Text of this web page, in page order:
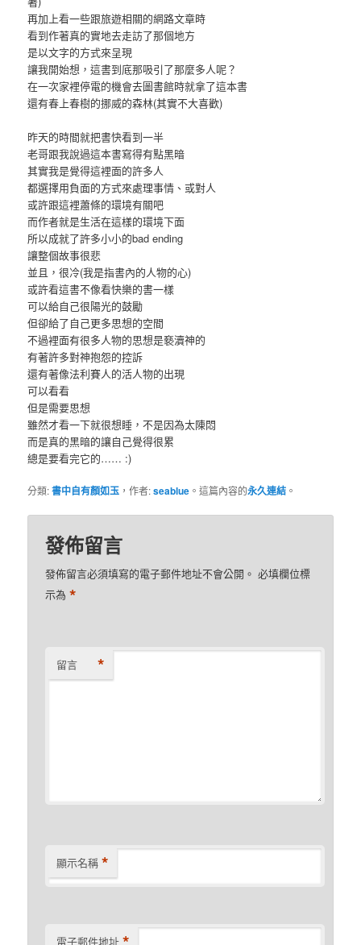
再加上看一些跟旅遊相關的網路文章時
看到作著真的實地去走訪了那個地方
是以文字的方式來呈現
讓我開始想，這書到底那吸引了那麼多人呢？
在一次家裡停電的機會去圖書館時就拿了這本書
還有春上春樹的挪威的森林(其實不大喜歡)
昨天的時間就把書快看到一半
老哥跟我說過這本書寫得有點黑暗
其實我是覺得這裡面的許多人
都選擇用負面的方式來處理事情、或對人
或許跟這裡蕭條的環境有關吧
而作者就是生活在這樣的環境下面
所以成就了許多小小的bad ending
讓整個故事很悲
並且，很冷(我是指書內的人物的心)
或許看這書不像看快樂的書一樣
可以給自己很陽光的鼓勵
但卻給了自己更多思想的空間
不過裡面有很多人物的思想是褻瀆神的
有著許多對神抱怨的控訴
還有著像法利賽人的活人物的出現
可以看看
但是需要思想
雖然才看一下就很想睡，不是因為太陳悶
而是真的黑暗的讓自己覺得很累
總是要看完它的…… :)
分類:書中自有顏如玉 ，作者:seablue 。這篇內容的永久連結 。
發佈留言
發佈留言必須填寫的電子郵件地址不會公開。 必填欄位標
示為*
留言 *
顯示名稱 *
電子郵件地址